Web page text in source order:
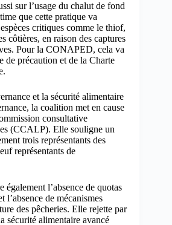
sur l’usage du chalut de fond
que cette pratique va
critiques comme le thiof,
côtières, en raison des captures
Pour la CONAPED, cela va
de précaution et de la Charte
et la sécurité alimentaire
la coalition met en cause
consultative
(CCALP). Elle souligne un
trois représentants des
représentants de
l’absence de quotas
l’absence de mécanismes
des pêcheries. Elle rejette par
sécurité alimentaire avancé